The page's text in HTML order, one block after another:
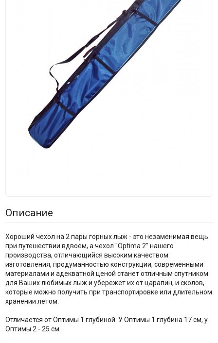
Описание
Хороший чехол на 2 пары горных лыж - это незаменимая вещь
при путешествии вдвоем, а чехол "Optima 2" нашего
производства, отличающийся высоким качеством
изготовления, продуманностью конструкции, современными
материалами и адекватной ценой станет отличным спутником
для Ваших любимых лыж и убережет их от царапин, и сколов,
которые можно получить при транспортировке или длительном
хранении летом.
Отличается от Оптимы 1 глубиной. У Оптимы 1 глубина 17 см, у
Оптимы 2 - 25 см.